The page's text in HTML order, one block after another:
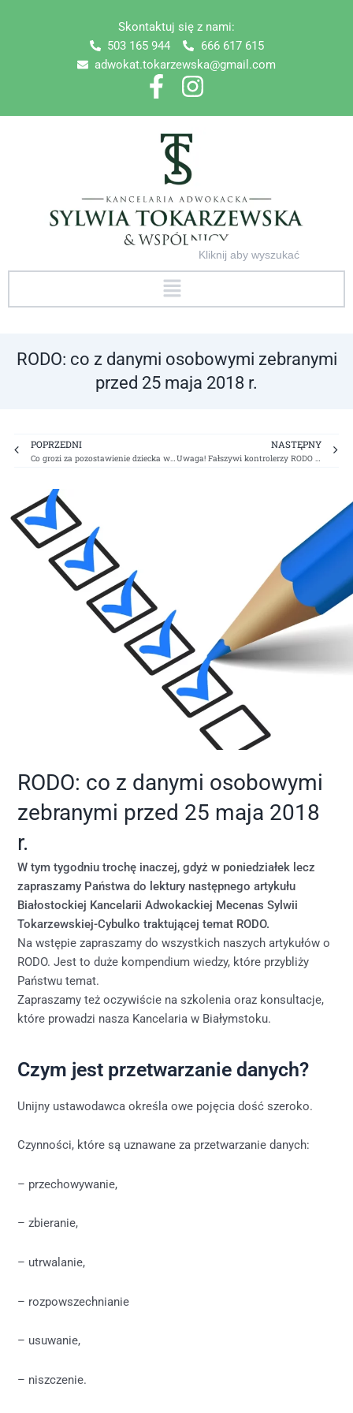
Skontaktuj się z nami:
503 165 944
666 617 615
adwokat.tokarzewska@gmail.com
Menu
Search
for:
RODO: co z danymi osobowymi zebranymi
przed 25 maja 2018 r.
PrevPOPRZEDNI
Co grozi za pozostawienie dziecka w samochodzie?
NASTĘPNY
RODO: co z danymi osobowymi
zebranymi przed 25 maja 2018
r.
W tym tygodniu trochę inaczej, gdyż w poniedziałek lecz
zapraszamy Państwa do lektury następnego artykułu
Białostockiej Kancelarii Adwokackiej Mecenas Sylwii
Tokarzewskiej-Cybulko traktującej temat RODO.
Na wstępie zapraszamy do wszystkich naszych artykułów o
RODO. Jest to duże kompendium wiedzy, które przybliży
Państwu temat.
Zapraszamy też oczywiście na szkolenia oraz konsultacje,
które prowadzi nasza Kancelaria w Białymstoku.
Czym jest przetwarzanie danych?
Unijny ustawodawca określa owe pojęcia dość szeroko.
Czynności, które są uznawane za przetwarzanie danych:
– przechowywanie,
– zbieranie,
– utrwalanie,
– rozpowszechnianie
– usuwanie,
– niszczenie.